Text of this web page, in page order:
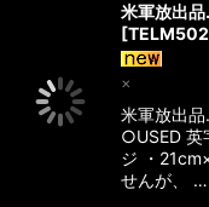
米軍放出
[TELM502
×
米軍放出
○USED 英
ジ ・
せんが、 …